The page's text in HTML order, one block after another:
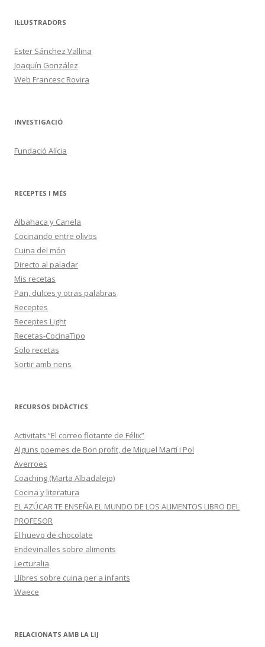
IL·LUSTRADORS
Ester Sánchez Vallina
Joaquín González
Web Francesc Rovira
INVESTIGACIÓ
Fundació Alícia
RECEPTES I MÉS
Albahaca y Canela
Cocinando entre olivos
Cuina del món
Directo al paladar
Mis recetas
Pan, dulces y otras palabras
Receptes
Receptes Light
Recetas-CocinaTipo
Solo recetas
Sortir amb nens
RECURSOS DIDÀCTICS
Activitats “El correo flotante de Félix”
Alguns poemes de Bon profit, de Miquel Martí i Pol
Averroes
Coaching (Marta Albadalejo)
Cocina y literatura
EL AZÚCAR TE ENSEÑA EL MUNDO DE LOS ALIMENTOS LIBRO DEL
PROFESOR
El huevo de chocolate
Endevinalles sobre aliments
Lecturalia
Llibres sobre cuina per a infants
Waece
RELACIONATS AMB LA LIJ